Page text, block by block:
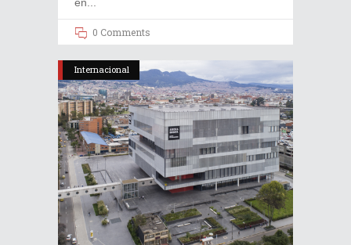
en
0 Comments
Internacional